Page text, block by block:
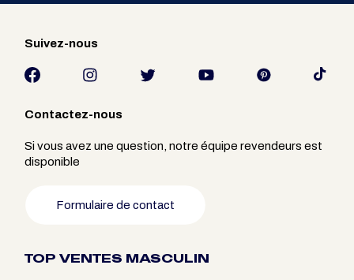
Suivez-nous
Contactez-nous
Si vous avez une question, notre équipe revendeurs est
disponible
Formulaire de contact
TOP VENTES MASCULIN